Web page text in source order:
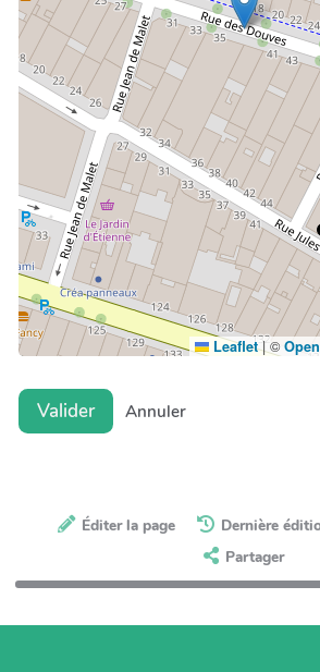
Leaflet |©
Valider Annuler
Éditer la page
Dernière
Partager